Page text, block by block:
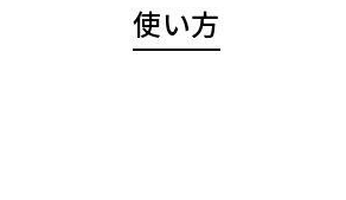
使い方